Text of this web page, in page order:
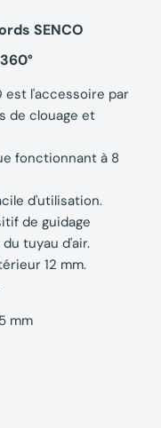
SENCO
est l'accessoire par
de clouage et
fonctionnant à 8
d'utilisation.
de guidage
tuyau d'air.
12 mm.
mm